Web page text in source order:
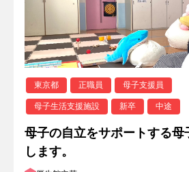
東京都 正職員 母子支援員
母子生活支援施設 新卒 中途
母子の自立をサポートする母
します。